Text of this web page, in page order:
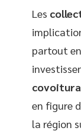
Les
partout
en figure
la région